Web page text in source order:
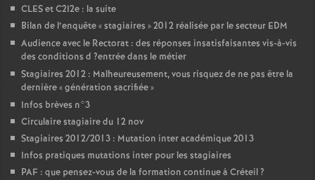
CLESet C2I2e : la suite
Bilan de l’enquête «stagiaires » 2012 réalisée par le secteur EDM
Audience avec le Rectorat : des réponses insatisfaisantes vis-à-vis
des conditions d ?entrée dans le métier
Stagiaires 2012 : Malheureusement, vous risquez de ne pas être la
dernière «génération sacrifiée»
Infos brèves n°3
Circulaire stagiaire du 12 nov
Stagiaires 2012/2013 : Mutation inter académique 2013
Infos pratiques mutations inter pour les stagiaires
PAF : que pensez-vous de la formation continue à Créteil?